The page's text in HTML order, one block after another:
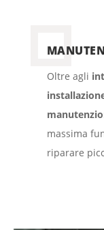
Oltre agli
massima
riparare